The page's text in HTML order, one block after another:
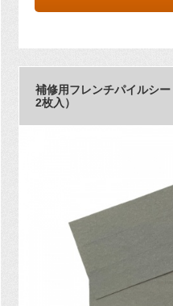
補修用フレンチパイルシ
2枚入）